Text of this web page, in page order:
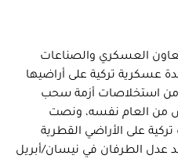
العسكري والصناعات
عسكرية تركية على أراضيها
2014 فيما بدا من استخلاصات أزمة سحب
من العام نفسه، ونصت
على الأراضي القطرية
عدل الطرفان في نيسان/أبريل